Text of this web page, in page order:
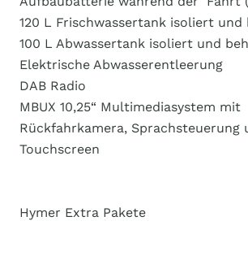
​​​120 L Frischwassertank isoliert und
​​​100 L Abwassertank isoliert und
​​​Elektrische Abwasserentleerung
​​​DAB Radio
​​​MBUX 10,25“ Multimediasystem mit
Rückfahrkamera, ​​​​​Sprachsteuerung
Touchscreen
Hymer Extra Pakete